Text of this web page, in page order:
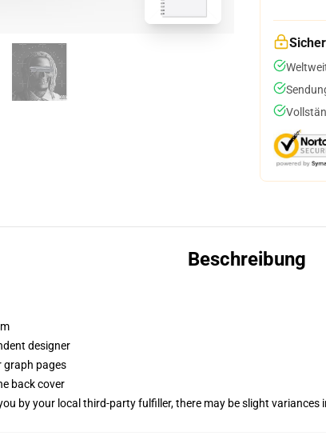
Beschreibung
designer
graph pages
back cover
by your local third-party fulfiller, there may be slight variances